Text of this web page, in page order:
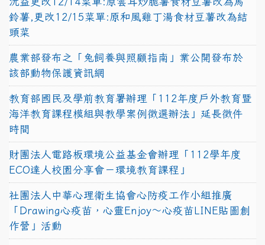
鈴薯,更改12/15菜單:原和風雞丁湯食材豆薯改為結
頭菜
農業部發布之「兔飼養與照顧指南」業公開發布於
該部動物保護資訊網
教育部國民及學前教育署辦理「112年度戶外教育暨
海洋教育課程模組與教學案例徵選辦法」延長徵件
時間
財團法人電路板環境公益基金會辦理「112學年度
ECO達人校園分享會－環境教育課程」
社團法人中華心理衛生協會心防疫工作小組推廣
「Drawing心疫苗，心靈Enjoy〜心疫苗LINE貼圖創
作營」活動